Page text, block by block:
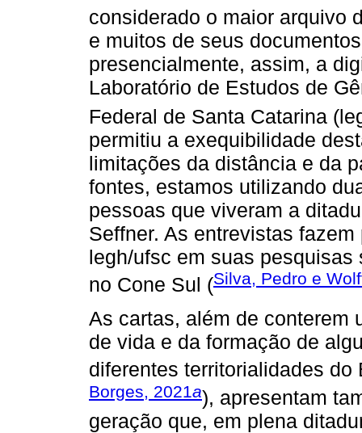
considerado o maior arquivo
e muitos de seus
presencialmente, assim, a
Laboratório de Estudos de
Federal de Santa Catarina
permitiu a exequibilidade
limitações da distância e da
fontes, estamos utilizando
pessoas que viveram a
Seffner. As entrevistas
legh/ufsc em suas
no Cone Sul (Silva, Pedro e
As cartas, além de conterem
de vida e da formação de
diferentes territorialidades do
Borges, 2021a), apresentam
geração que, em plena